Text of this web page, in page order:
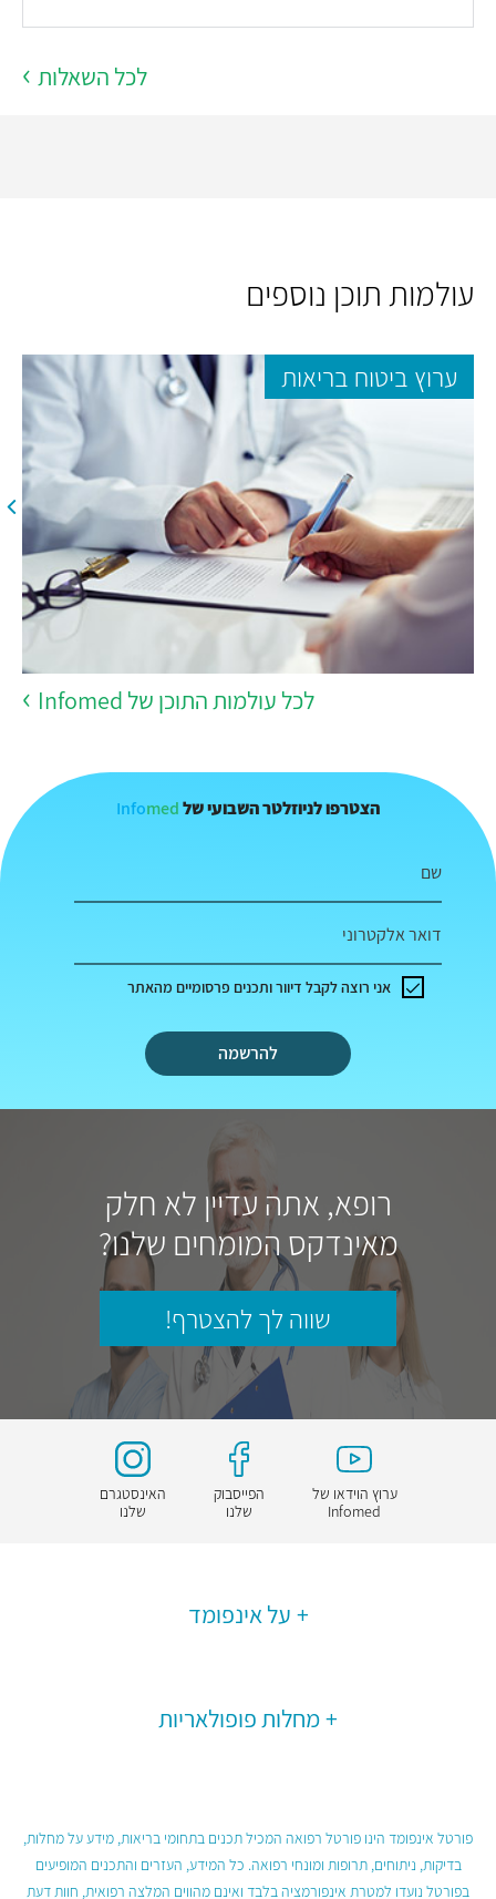
לכל השאלות
עולמות תוכן נוספים
ערוץ ביטוח בריאות
לכל עולמות התוכן של Infomed
הצטרפו לניוזלטר השבועי של Infomed
שם
דואר אלקטרוני
להרשמה
אני רוצה לקבל דיוור ותכנים פרסומיים מהאתר
רופא, אתה עדיין לא חלק
מאינדקס המומחים שלנו?
שווה לך להצטרף!
ערוץ הוידאו של
Infomed
הפייסבוק
שלנו
האינסטגרם
שלנו
על אינפומד
מחלות פופולאריות
פורטל אינפומד הינו פורטל רפואה המכיל תכנים בתחומי בריאות, מידע על מחלות,
בדיקות, ניתוחים, תרופות ומונחי רפואה. כל המידע, העזרים והתכנים המופיעים
בפורטל נועדו למטרת אינפורמציה בלבד ואינם מהווים המלצה רפואית, חוות דעת